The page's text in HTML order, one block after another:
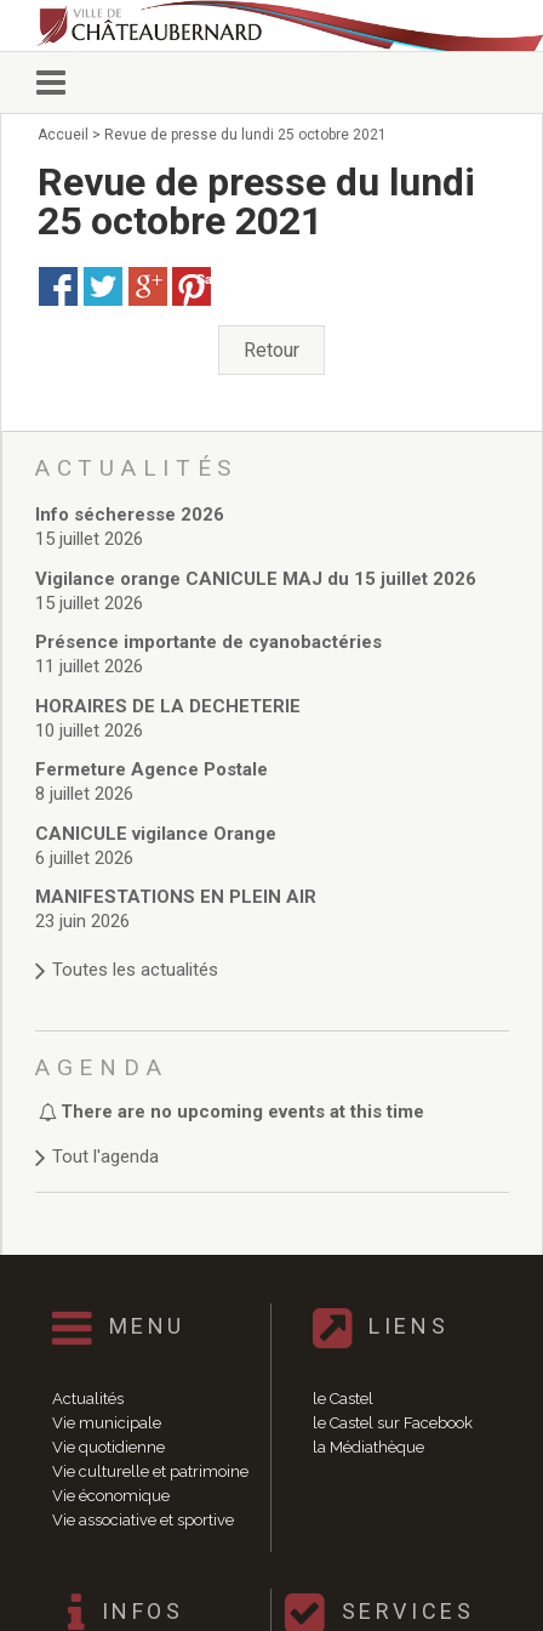
Vie municipale
Conseillers municipaux
Commissions 2026
Arrêtés du Maire
Services municipaux
Pour venir nous voir
administratives
Services Techniques
Affaires Scolaires
Vie associative
Police Municipale/règlementation
Cimetière/réglementation funéraire
Services en ligne
Licences boissons
Cadastre
Actes d’état civil
Budget de Fonctionnement
Budget d’Investissement
Conseils municipaux
Règlement du conseil municipal
Délibérations 2025
Délibérations 2022
Délibérations 2021
Délibérations 2020
Délibérations 2019
Délibérations 2018
Délibérations 2014
Délibérations 2013
Délibérations 2011
Délibérations 2010
Délibérations 2009
Délibérations 2008
Agenda réunions publiques
Marchés publics
Vie quotidienne
Accueil > Revue de presse du lundi 25 octobre 2021
Revue de presse du lundi
25 octobre 2021
Save
Retour
ACTUALITÉS
Info sécheresse 2026
15 juillet 2026
Vigilance orange CANICULE MAJ du 15 juillet 2026
15 juillet 2026
Présence importante de cyanobactéries
11 juillet 2026
HORAIRES DE LA DECHETERIE
10 juillet 2026
Fermeture Agence Postale
8 juillet 2026
CANICULE vigilance Orange
6 juillet 2026
MANIFESTATIONS EN PLEIN AIR
23 juin 2026
Toutes les actualités
AGENDA
There are no upcoming events at this time
Tout l'agenda
MENU
Actualités
Vie municipale
Vie quotidienne
Vie culturelle et patrimoine
Vie économique
Vie associative et sportive
LIENS
le Castel
le Castel sur Facebook
la Médiathèque
INFOS SERVICES